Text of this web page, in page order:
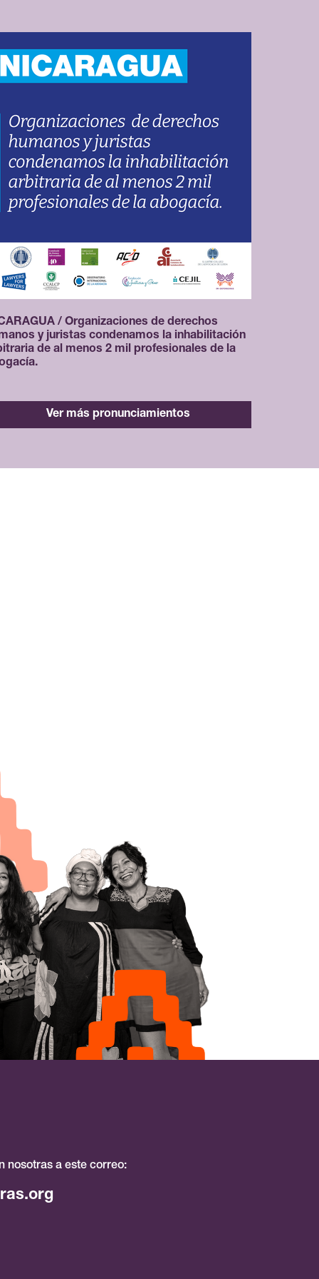
/ Organizaciones de derechos
y juristas condenamos la inhabilitación
de al menos 2 mil profesionales de la
Ver más pronunciamientos
nosotras a este correo: